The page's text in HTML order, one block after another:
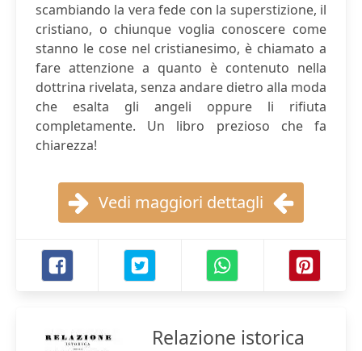
scambiando la vera fede con la superstizione, il
cristiano, o chiunque voglia conoscere come
stanno le cose nel cristianesimo, è chiamato a
fare attenzione a quanto è contenuto nella
dottrina rivelata, senza andare dietro alla moda
che esalta gli angeli oppure li rifiuta
completamente. Un libro prezioso che fa
chiarezza!
Vedi maggiori dettagli
Relazione istorica